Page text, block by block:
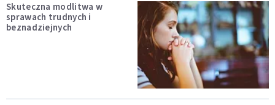
Skuteczna modlitwa w
sprawach trudnych i
beznadziejnych